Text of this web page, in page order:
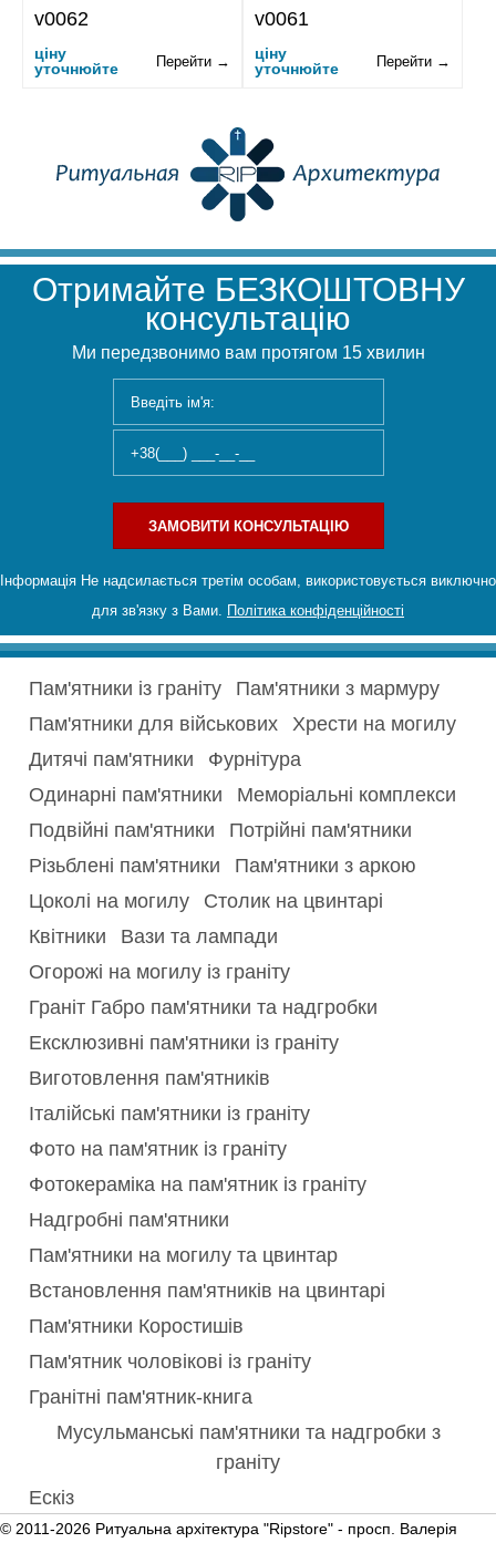
v0062
ціну
уточнюйте
Перейти →
v0061
ціну
уточнюйте
Перейти →
Отримайте БЕЗКОШТОВНУ
консультацію
Ми передзвонимо вам протягом 15 хвилин
ЗАМОВИТИ КОНСУЛЬТАЦІЮ
Інформація Не надсилається третім особам, використовується виключно
для зв'язку з Вами. Політика конфіденційності
Пам'ятники із граніту
Пам'ятники з мармуру
Пам'ятники для військових
Хрести на могилу
Дитячі пам'ятники
Фурнітура
Одинарні пам'ятники
Меморіальні комплекси
Подвійні пам'ятники
Потрійні пам'ятники
Різьблені пам'ятники
Пам'ятники з аркою
Цоколі на могилу
Столик на цвинтарі
Квітники
Вази та лампади
Огорожі на могилу із граніту
Граніт Габро пам'ятники та надгробки
Ексклюзивні пам'ятники із граніту
Виготовлення пам'ятників
Італійські пам'ятники із граніту
Фото на пам'ятник із граніту
Фотокераміка на пам'ятник із граніту
Надгробні пам'ятники
Пам'ятники на могилу та цвинтар
Встановлення пам'ятників на цвинтарі
Пам'ятники Коростишів
Пам'ятник чоловікові із граніту
Гранітні пам'ятник-книга
Мусульманські пам'ятники та надгробки з
граніту
Ескіз
© 2011-2026 Ритуальна архітектура "Ripstore" - просп. Валерія